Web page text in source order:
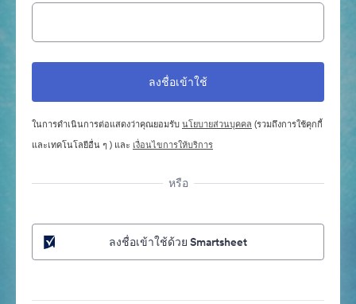
ในการดำเนินการต่อแสดงว่าคุณยอมรับนโยบายส่วนบุคคล (รวมถึงการใช้คุกกี้
และเทคโนโลยีอื่น ๆ ) และ เงื่อนไขการให้บริการ
หรือ
ลงชื่อเข้าใช้ด้วย Smartsheet